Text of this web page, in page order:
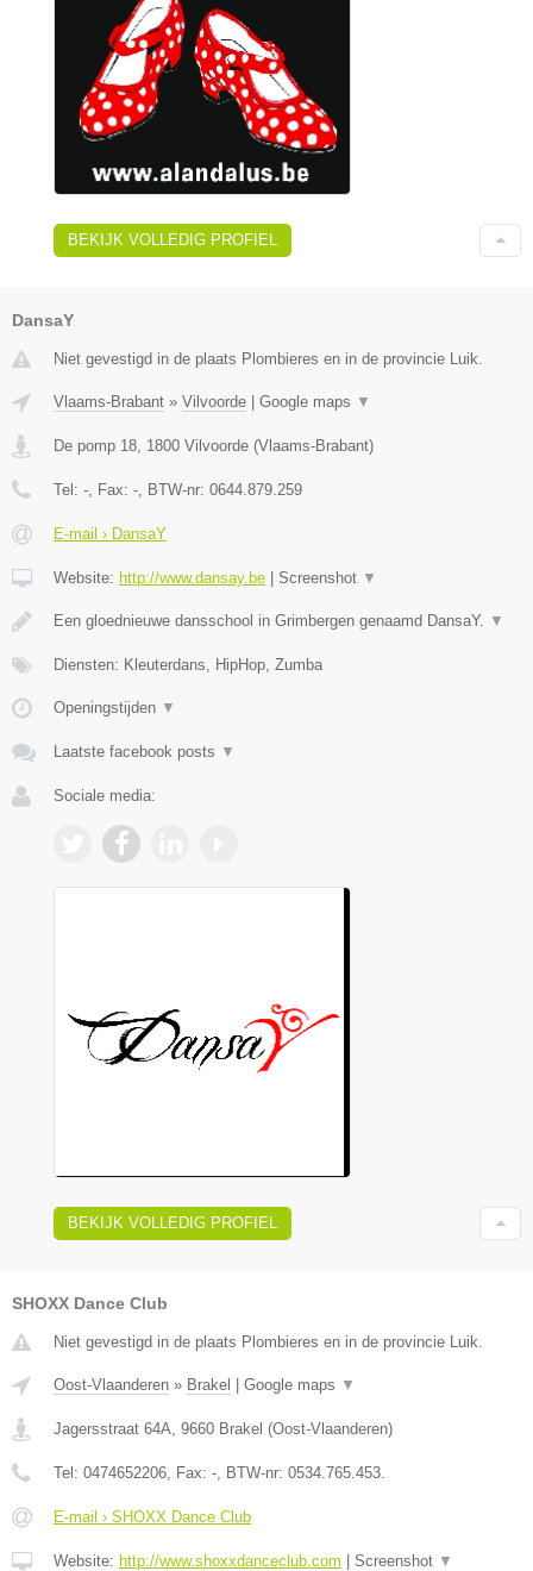
BEKIJK VOLLEDIG PROFIEL
DansaY
Niet gevestigd in de plaats Plombieres en in de provincie Luik.
Vlaams-Brabant » Vilvoorde | Google maps ▼
De pomp 18 1800 Vilvoorde (Vlaams-Brabant)
Tel: - , Fax: - , BTW-nr: 0644.879.259
E-mail › DansaY
Website: http://www.dansay.be | Screenshot ▼
Een gloednieuwe dansschool in Grimbergen genaamd DansaY. ▼
Diensten: Kleuterdans, HipHop, Zumba
Openingstijden ▼
Laatste facebook posts ▼
Sociale media:
BEKIJK VOLLEDIG PROFIEL
SHOXX Dance Club
Niet gevestigd in de plaats Plombieres en in de provincie Luik.
Oost-Vlaanderen » Brakel | Google maps ▼
Jagersstraat 64A 9660 Brakel (Oost-Vlaanderen)
Tel: 0474652206 , Fax: - , BTW-nr: 0534.765.453.
E-mail › SHOXX Dance Club
Website: http://www.shoxxdanceclub.com | Screenshot ▼